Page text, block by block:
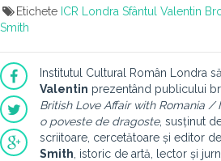
Etichete ICR Londra Sfântul Valentin
Smith
Institutul Cultural Român Londra
Valentin prezentând publicului
British Love Affair with Romania /
o poveste de dragoste, susținut
scriitoare, cercetătoare și editor
Smith , istoric de artă, lector și